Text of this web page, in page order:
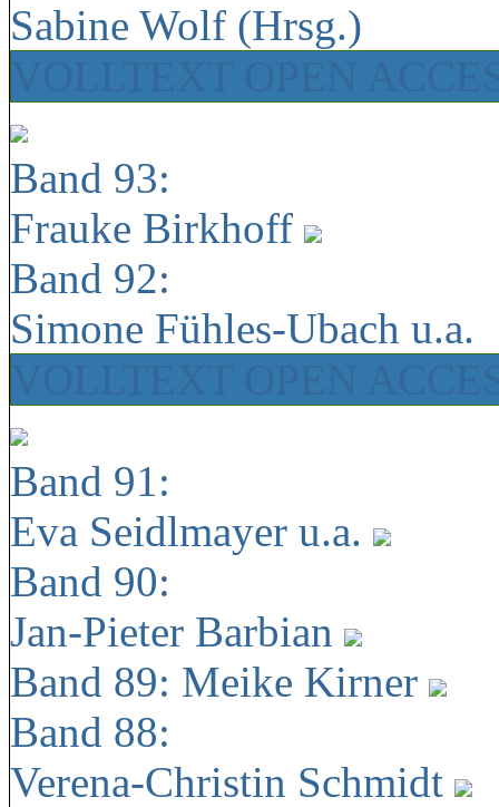
Sabine Wolf (Hrsg.)
Band 93:
Frauke Birkhoff
Band 92:
Simone Fühles-Ubach u.a.
Band 91:
Eva Seidlmayer u.a.
Band 90:
Jan-Pieter Barbian
Band 89: Meike Kirner
Band 88:
Verena-Christin Schmidt